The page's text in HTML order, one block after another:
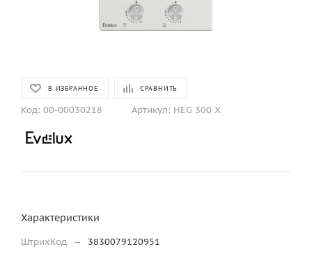
В ИЗБРАННОЕ СРАВНИТЬ
Код: 00-00030218 Артикул: HEG 300 X
Характеристики
ШтрихКод — 3830079120951